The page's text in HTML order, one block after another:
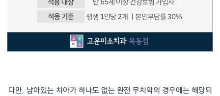
다만, 남아있는 치아가 하나도 없는 완전 무치악의 경우에는 해당되